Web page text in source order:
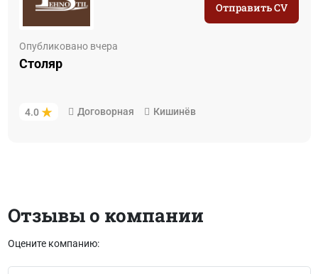
Опубликовано вчера
Столяр
4.0 Договорная Кишинёв
Отправить CV
Отзывы о компании
Оцените компанию: